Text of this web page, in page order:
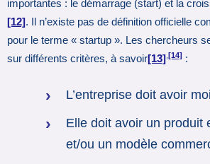
importantes : le démarrage (start) et la
[12]. Il n’existe pas de définition officielle
pour le terme « startup ». Les chercheurs
sur différents critères, à savoir[13] [14] :
L’entreprise doit avoir
Elle doit avoir un produit
et/ou un modèle